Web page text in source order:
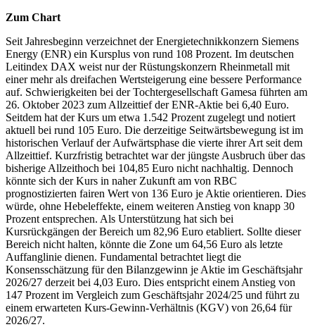
Zum Chart
Seit Jahresbeginn verzeichnet der Energietechnikkonzern Siemens
Energy (ENR) ein Kursplus von rund 108 Prozent. Im deutschen
Leitindex DAX weist nur der Rüstungskonzern Rheinmetall mit
einer mehr als dreifachen Wertsteigerung eine bessere Performance
auf. Schwierigkeiten bei der Tochtergesellschaft Gamesa führten am
26. Oktober 2023 zum Allzeittief der ENR-Aktie bei 6,40 Euro.
Seitdem hat der Kurs um etwa 1.542 Prozent zugelegt und notiert
aktuell bei rund 105 Euro. Die derzeitige Seitwärtsbewegung ist im
historischen Verlauf der Aufwärtsphase die vierte ihrer Art seit dem
Allzeittief. Kurzfristig betrachtet war der jüngste Ausbruch über das
bisherige Allzeithoch bei 104,85 Euro nicht nachhaltig. Dennoch
könnte sich der Kurs in naher Zukunft am von RBC
prognostizierten fairen Wert von 136 Euro je Aktie orientieren. Dies
würde, ohne Hebeleffekte, einem weiteren Anstieg von knapp 30
Prozent entsprechen. Als Unterstützung hat sich bei
Kursrückgängen der Bereich um 82,96 Euro etabliert. Sollte dieser
Bereich nicht halten, könnte die Zone um 64,56 Euro als letzte
Auffanglinie dienen. Fundamental betrachtet liegt die
Konsensschätzung für den Bilanzgewinn je Aktie im Geschäftsjahr
2026/27 derzeit bei 4,03 Euro. Dies entspricht einem Anstieg von
147 Prozent im Vergleich zum Geschäftsjahr 2024/25 und führt zu
einem erwarteten Kurs-Gewinn-Verhältnis (KGV) von 26,64 für
2026/27.